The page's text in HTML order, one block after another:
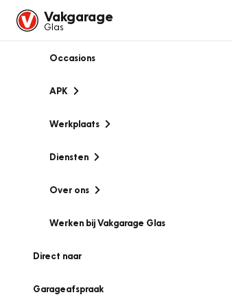
Vakgarage
Glas
Occasions
APK
Werkplaats
Diensten
Over ons
Werken bij Vakgarage Glas
Direct naar
Garageafspraak